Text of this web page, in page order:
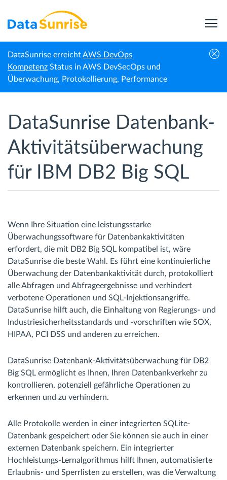
DataSunrise erreichtAWS DevOps
Kompetenz Status in AWS DevSecOps und
Überwachung, Protokollierung, Performance
Startseite IBM Db2 Big SQL Aktivitätsüberwachung
DataSunrise Datenbank-
Aktivitätsüberwachung
für IBM DB2 Big SQL
Wenn Ihre Situation eine leistungsstarke
Überwachungssoftware für Datenbankaktivitäten
erfordert, die mit DB2 Big SQL kompatibel ist, wäre
DataSunrise die beste Wahl. Es führt eine kontinuierliche
Überwachung der Datenbankaktivität durch, protokolliert
alle Abfragen und Abfrageergebnisse und verhindert
verbotene Operationen und SQL-Injektionsangriffe.
DataSunrise hilft auch, die Einhaltung von Regierungs- und
Industriesicherheitsstandards und -vorschriften wie SOX,
HIPAA, PCI DSS und anderen zu erreichen.
DataSunrise Datenbank-Aktivitätsüberwachung für DB2
Big SQL ermöglicht es Ihnen, Ihren Datenbankverkehr zu
kontrollieren, potenziell gefährliche Operationen zu
erkennen und zu verhindern.
Alle Protokolle werden in einer integrierten SQLite-
Datenbank gespeichert oder Sie können sie auch in einer
externen Datenbank speichern. Ein integrierter
Hochleistungs-Lernalgorithmus hilft Ihnen, automatisierte
Erlaubnis- und Sperrlisten zu erstellen, was die Verwaltung